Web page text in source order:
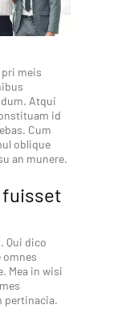
meis
Atqui
id
Cum
oblique
an munere.
fuisset
Qui dico
omnes
Mea in wisi
pertinacia.